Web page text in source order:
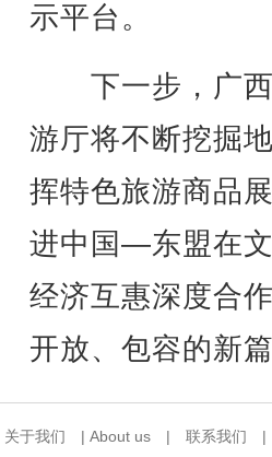
示平台。
下一步，广西
游厅将不断挖掘
挥特色旅游商品
进中国—东盟在
经济互惠深度合
开放、包容的新
关于我们 | About us | 联系我们 |